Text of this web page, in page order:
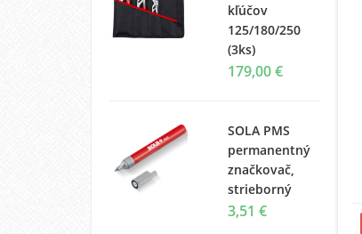
kľúčov
125/180/250
(3ks)
179,00 €
SOLA PMS
permanentný
značkovač,
strieborný
3,51 €